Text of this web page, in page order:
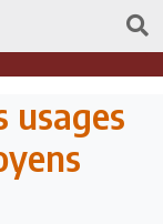
usages